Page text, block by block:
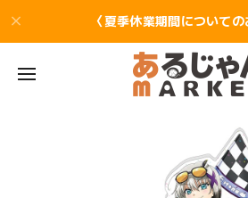
〈夏季休業期間についての